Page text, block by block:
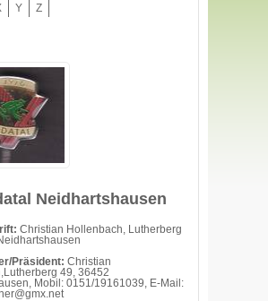
Y Z
Neidhartshausen
Christian Hollenbach, Lutherberg
Präsident: Christian
49, 36452
Mobil: 0151/19161039, E-Mail: